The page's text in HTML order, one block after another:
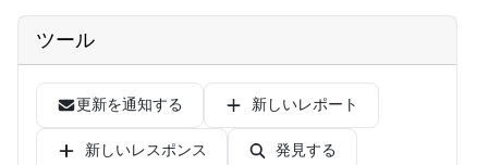
ツール
更新を通知する 新しいレポート
新しいレスポンス 発見する